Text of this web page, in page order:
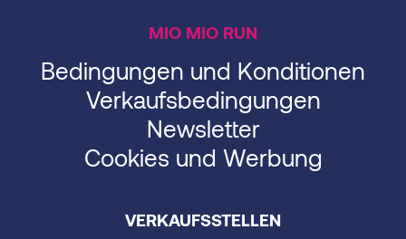
MIO MIO RUN
Bedingungen und Konditionen
Verkaufsbedingungen
Newsletter
Cookies und Werbung
VERKAUFSSTELLEN